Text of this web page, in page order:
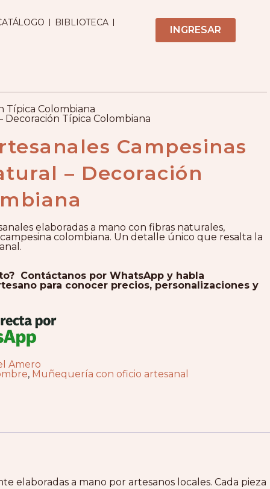
BIBLIOTECA
INGRESAR
Típica Colombiana
Decoración Típica Colombiana
Campesinas
– Decoración
elaboradas a mano con fibras naturales,
colombiana. Un detalle único que resalta la
Contáctanos por WhatsApp y habla
para conocer precios, personalizaciones y
Amero
, Muñequería con oficio artesanal
elaboradas a mano por artesanos locales. Cada pieza